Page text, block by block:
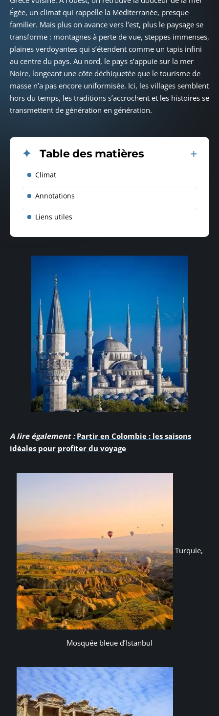
Égée, un climat qui rappelle la Méditerranée, presque
familier. Mais plus on avance vers l’est, plus le paysage se
transforme : montagnes à perte de vue, steppes immenses,
plaines verdoyantes qui s’étendent comme un tapis infini
au centre du pays. Au nord, le pays s’appuie sur la mer
Noire, longeant une côte déchiquetée que le tourisme de
masse n’a pas encore uniformisée. Ici, les villages semblent
hors du temps, les traditions s’accrochent et les histoires se
transmettent de génération en génération.
Table des matières
Climat
Annotations
Liens utiles
A lire également : Partir en Colombie : les saisons
idéales pour profiter du voyage
Turquie,
Mosquée bleue d’Istanbul